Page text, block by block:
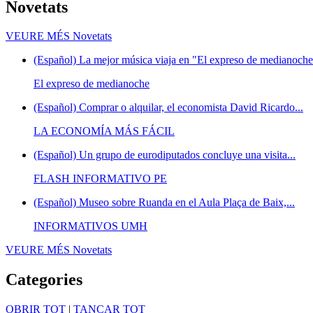
Novetats
VEURE MÉS Novetats
(Español) La mejor música viaja en "El expreso de
El expreso de medianoche
(Español) Comprar o alquilar, el economista David Ricardo...
LA ECONOMÍA MÁS FÁCIL
(Español) Un grupo de eurodiputados concluye una visita...
FLASH INFORMATIVO PE
(Español) Museo sobre Ruanda en el Aula Plaça de Baix,...
INFORMATIVOS UMH
VEURE MÉS Novetats
Categories
OBRIR TOT | TANCAR TOT